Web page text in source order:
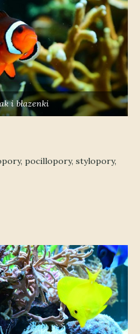
i błazenki
pocillopory, stylopory,